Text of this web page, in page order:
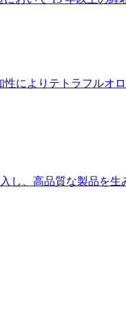
によりテトラフルオ
し、高品質な製品を生